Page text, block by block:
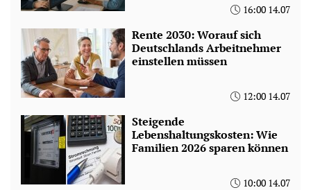
16:00 14.07
Rente 2030: Worauf sich
Deutschlands Arbeitnehmer
einstellen müssen
12:00 14.07
Steigende
Lebenshaltungskosten: Wie
Familien 2026 sparen können
10:00 14.07